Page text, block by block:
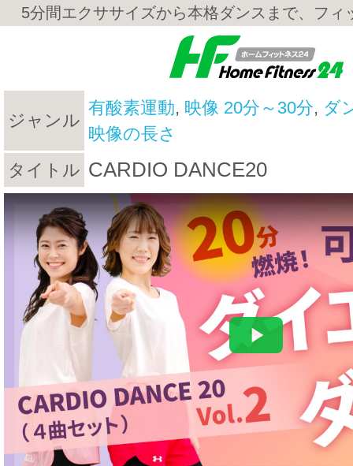
5分間エクササイズから本格ダンスまで、フィ
ジャンル
有酸素運動, 映像 20分～30分, ダ
映像の長さ
タイトル CARDIO DANCE20